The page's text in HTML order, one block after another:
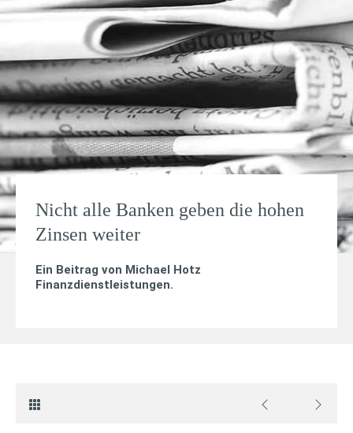
Nicht alle Banken geben die hohen
Zinsen weiter
Ein Beitrag von Michael Hotz
Finanzdienstleistungen.